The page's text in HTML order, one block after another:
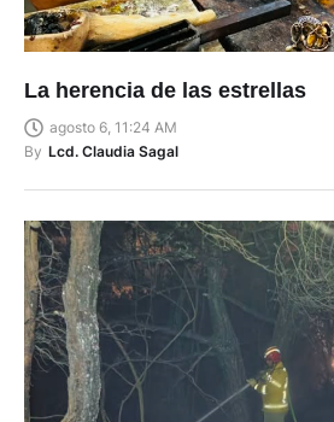
La herencia de las estrellas
agosto 6, 11:24 AM
By Lcd. Claudia Sagal